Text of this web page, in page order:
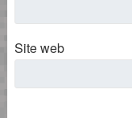
Site web